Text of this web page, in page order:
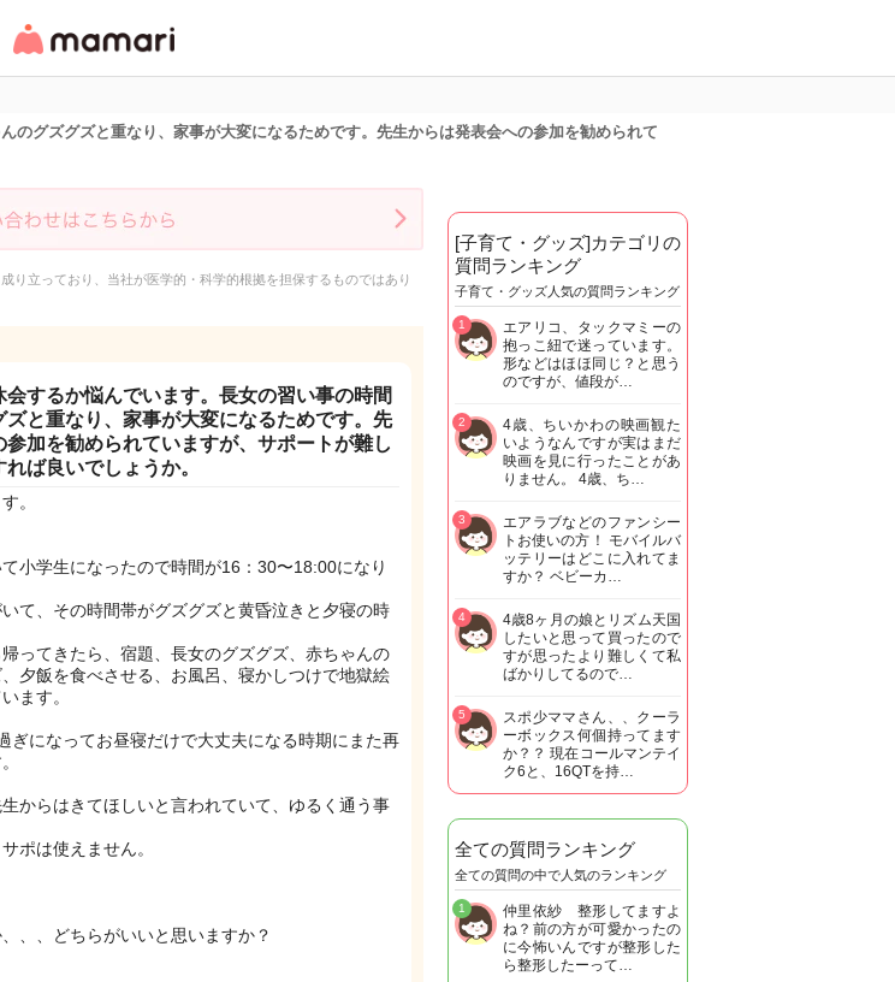
リ・情報サイト
のグズグズと重なり、家事が大変になるためです。先生からは発表会への参加を勧められて
り立っており、当社が医学的・科学的根拠を担保するものではあり
するか悩んでいます。長女の習い事の時間
ズと重なり、家事が大変になるためです。先
加を勧められていますが、サポートが難し
ば良いでしょうか。
。
小学生になったので時間が16：30〜18:00になり
て、その時間帯がグズグズと黄昏泣きと夕寝の時
ってきたら、宿題、長女のグズグズ、赤ちゃんの
夕飯を食べさせる、お風呂、寝かしつけで地獄絵
ます。
ぎになってお昼寝だけで大丈夫になる時期にまた再
生からはきてほしいと言われていて、ゆるく通う事
ポは使えません。
、、どちらがいいと思いますか？
[子育て・グッズ]カテゴリの
質問ランキング
子育て・グッズ人気の質問ランキング
エアリコ、タックマミーの
抱っこ紐で迷っています。
形などはほほ同じ？と思う
のですが、値段が…
1
4歳、ちいかわの映画観た
いようなんですが実はまだ
映画を見に行ったことがあ
りません。 4歳、ち…
2
エアラブなどのファンシー
トお使いの方！ モバイルバ
ッテリーはどこに入れてま
すか？ ベビーカ…
3
4歳8ヶ月の娘とリズム天国
したいと思って買ったので
すが思ったより難しくて私
ばかりしてるので…
4
スポ少ママさん、、クーラ
ーボックス何個持ってます
か？？ 現在コールマンテイ
ク6と、16QTを持…
5
全ての質問ランキング
全ての質問の中で人気のランキング
仲里依紗 整形してますよ
ね？前の方が可愛かったの
に今怖いんですが整形した
ら整形したーって…
1